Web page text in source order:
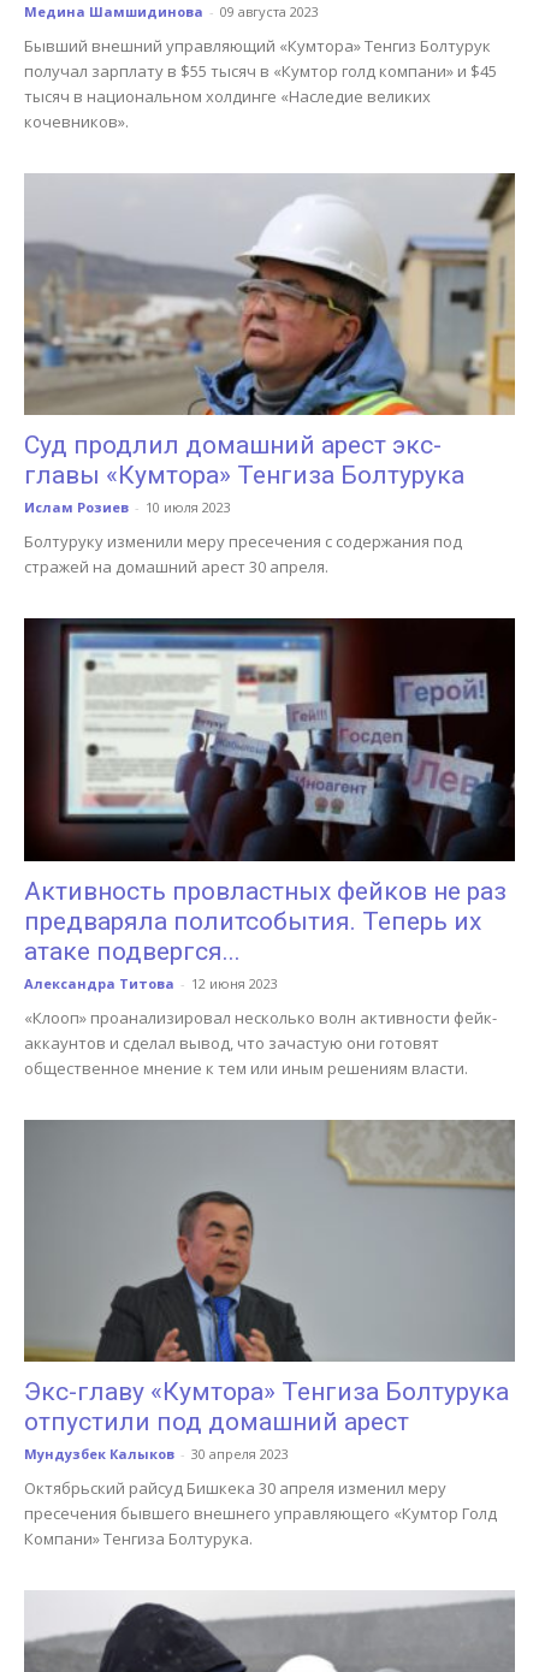
Медина Шамшидинова - 09 августа 2023
Бывший внешний управляющий «Кумтора» Тенгиз Болтурук
получал зарплату в $55 тысяч в «Кумтор голд компани» и $45
тысяч в национальном холдинге «Наследие великих
кочевников».
Суд продлил домашний арест экс-
главы «Кумтора» Тенгиза Болтурука
Ислам Розиев - 10 июля 2023
Болтуруку изменили меру пресечения с содержания под
стражей на домашний арест 30 апреля.
Активность провластных фейков не раз
предваряла политсобытия. Теперь их
атаке подвергся...
Александра Титова - 12 июня 2023
«Клооп» проанализировал несколько волн активности фейк-
аккаунтов и сделал вывод, что зачастую они готовят
общественное мнение к тем или иным решениям власти.
Экс-главу «Кумтора» Тенгиза Болтурука
отпустили под домашний арест
Мундузбек Калыков - 30 апреля 2023
Октябрьский райсуд Бишкека 30 апреля изменил меру
пресечения бывшего внешнего управляющего «Кумтор Голд
Компани» Тенгиза Болтурука.